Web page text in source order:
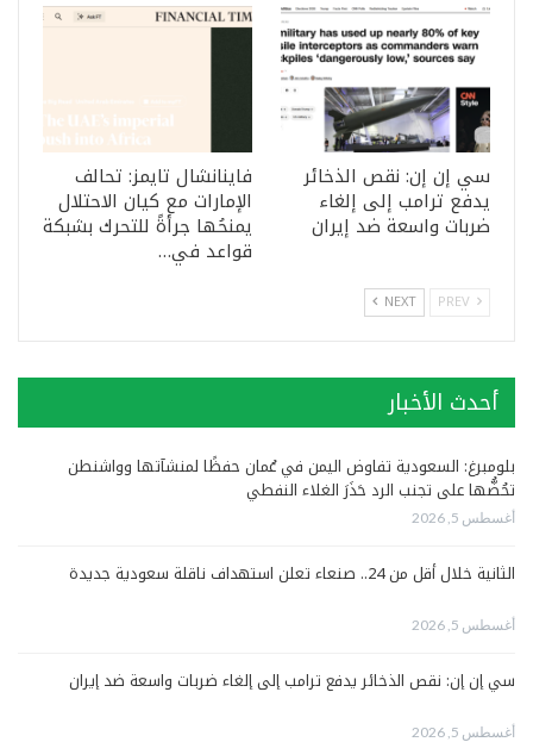
سي إن إن: نقص الذخائر
يدفع ترامب إلى إلغاء
ضربات واسعة ضد إيران
فاينانشال تايمز: تحالف
الإمارات مع كيان الاحتلال
يمنحُها جرأةً للتحرك بشبكة
قواعد في…
NEXT
أحدث الأخبار
بلومبرغ: السعودية تفاوض اليمن في عُمان حفظًا لمنشآتها وواشنطن
تحُضُّها على تجنب الرد حَذَرَ الغلاء النفطي
أغسطس 5, 2026
الثانية خلال أقل من 24.. صنعاء تعلن استهداف ناقلة سعودية جديدة
أغسطس 5, 2026
سي إن إن: نقص الذخائر يدفع ترامب إلى إلغاء ضربات واسعة ضد إيران
أغسطس 5, 2026